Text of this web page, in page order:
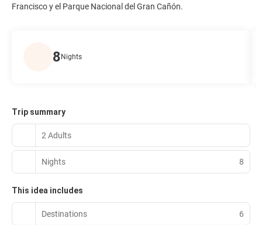
Francisco y el Parque Nacional del Gran Cañón.
8 Nights
Trip summary
2 Adults
Nights 8
This idea includes
Destinations 6